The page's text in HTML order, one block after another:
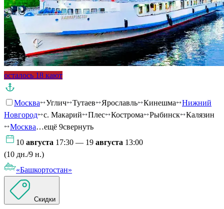
осталось 18 кают
Москва Углич Тутаев Ярославль Кинешма
Нижний
Новгород
с. Макарий Плес Кострома Рыбинск
Калязин
Москва…ещё 9свернуть
10 августа 17:30 — 19 августа 13:00
(10 дн./9 н.)
«Башкортостан»
Скидки